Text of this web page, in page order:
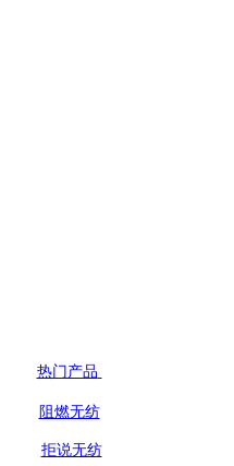
热门产品
阻燃无纺
拒说无纺